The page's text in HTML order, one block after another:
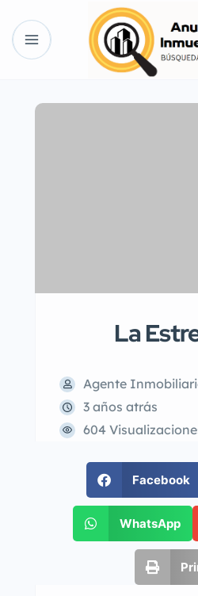
La
Agente
3 años atrás
604
Facebook
WhatsApp